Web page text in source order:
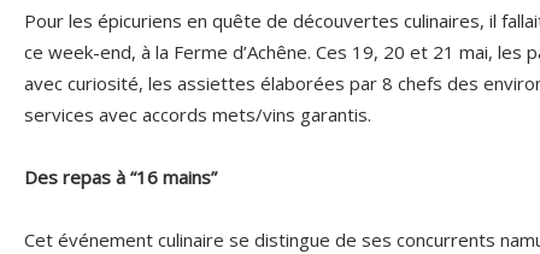
Pour les épicuriens en quête de découvertes culinaires, il
ce week-end, à la Ferme d’Achêne. Ces 19, 20 et 21 mai,
avec curiosité, les assiettes élaborées par 8 chefs des
services avec accords mets/vins garantis.
Des repas à “16 mains”
Cet événement culinaire se distingue de ses concurrents